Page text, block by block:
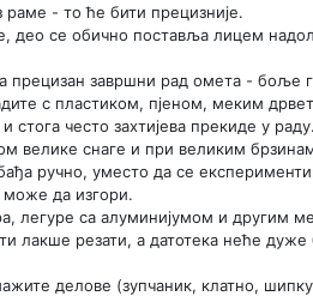
- то ће бити прецизније.
део се обично поставља лицем
прецизан завршни рад омета - боље
с пластиком, пјеном, меким
често захтијева прекиде у раду.
велике снаге и при великим
ручно, уместо да се
да изгори.
легуре са алуминијумом и другим
резати, а датотека неће дуже
делове (зупчаник, клатно,